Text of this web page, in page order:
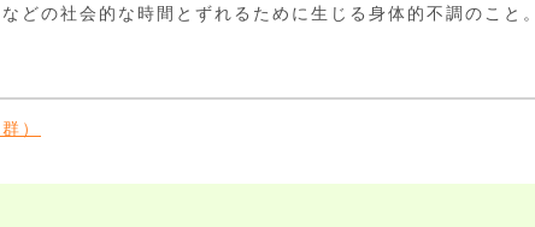
どの社会的な時間とずれるために生じる身体的不調のこと。
）